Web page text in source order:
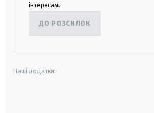
інтересам.
ДО РОЗСИЛОК
Наші додатки: